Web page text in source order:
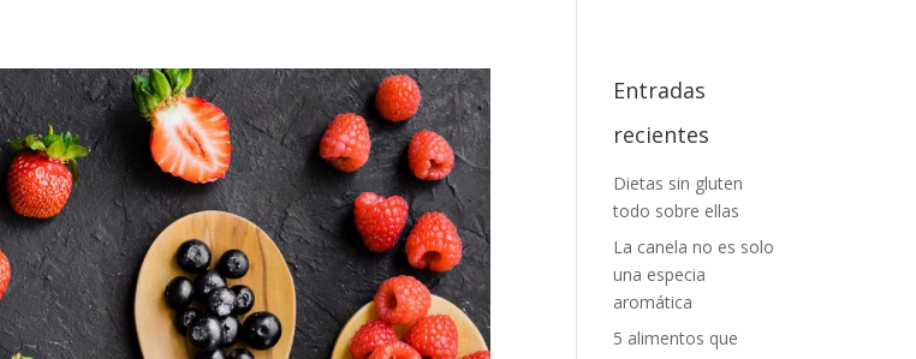
Entradas
recientes
Dietas sin gluten
todo sobre ellas
La canela no es solo
una especia
aromática
5 alimentos que